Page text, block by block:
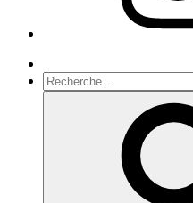
Recherche
pour